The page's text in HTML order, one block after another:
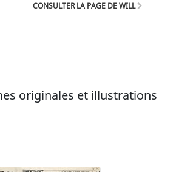
CONSULTER LA PAGE DE WILL
originales et illustrations